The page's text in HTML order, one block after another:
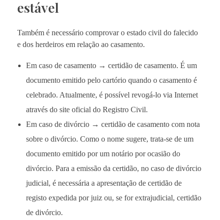
estável
Também é necessário comprovar o estado civil do falecido
e dos herdeiros em relação ao casamento.
Em caso de casamento → certidão de casamento. É um
documento emitido pelo cartório quando o casamento é
celebrado. Atualmente, é possível revogá-lo via Internet
através do site oficial do Registro Civil.
Em caso de divórcio → certidão de casamento com nota
sobre o divórcio. Como o nome sugere, trata-se de um
documento emitido por um notário por ocasião do
divórcio. Para a emissão da certidão, no caso de divórcio
judicial, é necessária a apresentação de certidão de
registo expedida por juiz ou, se for extrajudicial, certidão
de divórcio.